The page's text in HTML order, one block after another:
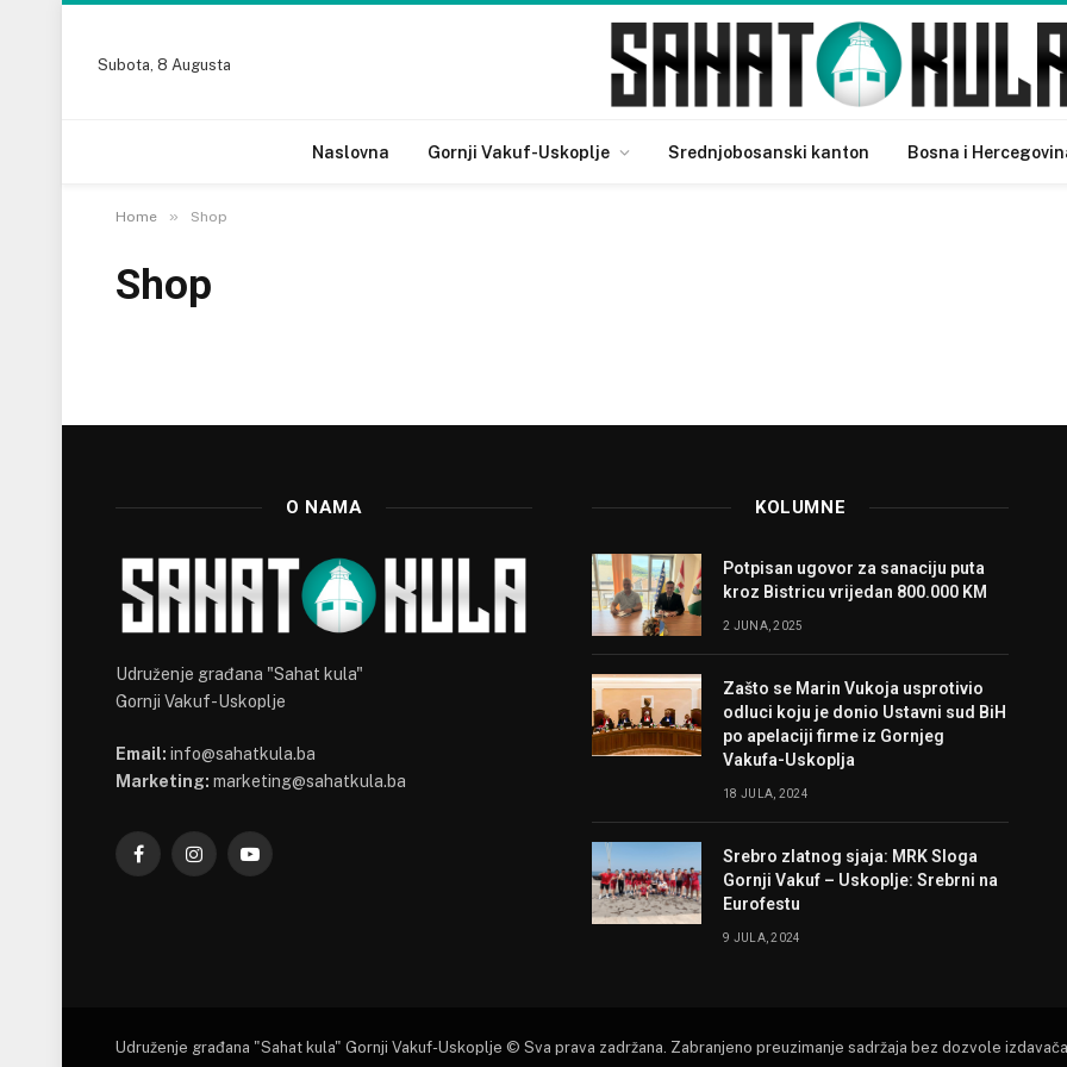
Subota, 8 Augusta
Naslovna Gornji Vakuf-Uskoplje Srednjobosanski kanton Bosna i
Home » Shop
Shop
O NAMA
Udruženje građana "Sahat kula"
Gornji Vakuf-Uskoplje
Email: info@sahatkula.ba
Marketing: marketing@sahatkula.ba
FacebookInstagramYouTube
KOLUMNE
Potpisan ugovor za sanaciju puta
kroz Bistricu vrijedan 800.000 KM
2 JUNA, 2025
Zašto se Marin Vukoja usprotivio
odluci koju je donio Ustavni sud BiH
po apelaciji firme iz Gornjeg
Vakufa-Uskoplja
18 JULA, 2024
Srebro zlatnog sjaja: MRK Sloga
Gornji Vakuf – Uskoplje: Srebrni na
Eurofestu
9 JULA, 2024
Udruženje građana "Sahat kula" Gornji Vakuf-Uskoplje © Sva prava zadržana. Zabranjeno preuzimanje sadržaja bez dozvole